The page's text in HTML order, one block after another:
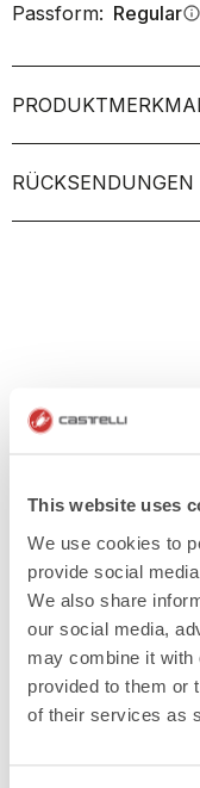
This website uses
We use cookies to
provide social
We also share
our social media,
may combine it with
provided to them or
of their services as
Passform: Regularinfo